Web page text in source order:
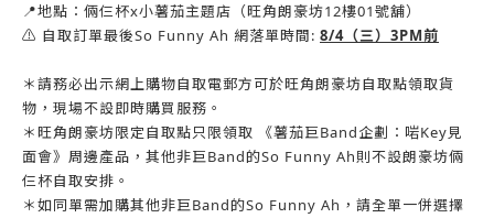
📍地點：倆仨杯x小薯茄主題店（旺角朗豪坊12樓01號舖）
⚠️ 自取訂單最後So Funny Ah 網落單時間: 8/4（三）3PM前
＊請務必出示網上購物自取電郵方可於旺角朗豪坊自取點領取貨
物，現場不設即時購買服務。
＊旺角朗豪坊限定自取點只限領取 《薯茄巨Band企劃：啱Key見
面會》周邊產品，其他非巨Band的So Funny Ah則不設朗豪坊倆
仨杯自取安排。
＊如同單需加購其他非巨Band的So Funny Ah，請全單一併選擇